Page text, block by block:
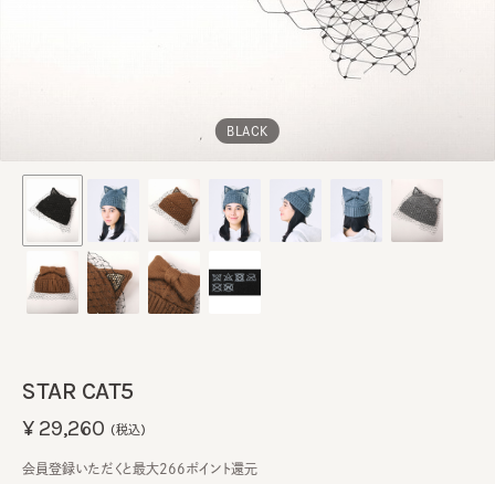
BLACK
STAR CAT5
¥29,260 (税込)
会員登録いただくと最大266ポイント還元